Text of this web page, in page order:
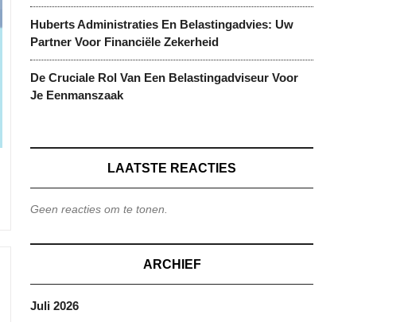
Huberts Administraties En Belastingadvies: Uw
Partner Voor Financiële Zekerheid
De Cruciale Rol Van Een Belastingadviseur Voor
Je Eenmanszaak
LAATSTE REACTIES
Geen reacties om te tonen.
ARCHIEF
Juli 2026